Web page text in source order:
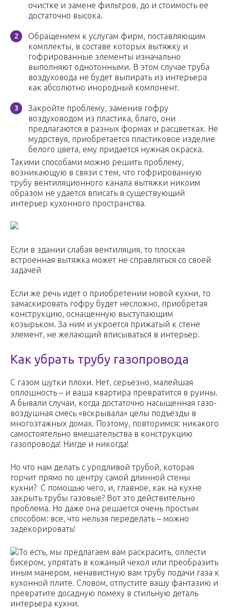
очистке и замене фильтров, до и стоимость ее
достаточно высока.
Обращением к услугам фирм, поставляющим
комплекты, в составе которых вытяжку и
гофрированные элементы изначально
выполняют однотонными. В этом случае труба
воздуховода не будет выпирать из интерьера
как абсолютно инородный компонент.
Закройте проблему, заменив гофру
воздуховодом из пластика, благо, они
предлагаются в разных формах и расцветках. Не
мудрствуя, приобретается пластиковое изделие
белого цвета, ему придается нужная окраска.
Такими способами можно решить проблему,
возникающую в связи с тем, что гофрированную
трубу вентиляционного канала вытяжки никоим
образом не удается вписать в существующий
интерьер кухонного пространства.
Если в здании слабая вентиляция, то плоская
встроенная вытяжка может не справляться со своей
задачей
Если же речь идет о приобретении новой кухни, то
замаскировать гофру будет несложно, приобретая
конструкцию, оснащенную выступающим
козырьком. За ним и укроется прижатый к стене
элемент, не желающий вписываться в интерьер.
Как убрать трубу газопровода
С газом шутки плохи. Нет, серьезно, малейшая
оплошность – и ваша квартира превратится в руины.
А бывали случаи, когда достаточно насыщенная газо-
воздушная смесь «вскрывала» целы подъезды в
многоэтажных домах. Поэтому, повторимся: никакого
самостоятельно вмешательства в конструкцию
газопровода! Нигде и никогда!
Но что нам делать с уродливой трубой, которая
торчит прямо по центру самой длинной стены
кухни? С помощью чего, и, главное, как на кухне
закрыть трубы газовые? Вот это действительно
проблема. Но даже она решается очень простым
способом: все, что нельзя переделать – можно
задекорировать!
То есть, мы предлагаем вам раскрасить, оплести
бисером, упрятать в кожаный чехол или преобразить
иным манером, ненавистную вам трубу подачи газа к
кухонной плите. Словом, отпустите вашу фантазию и
превратите досадную помеху в стильную деталь
интерьера кухни.